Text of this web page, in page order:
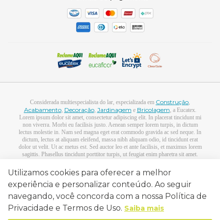
Considerada multiespecialista do lar, especializada em Construção,
Acabamento, Decoração, Jardinagem e Bricolagem, a Eucatex.
Lorem ipsum dolor sit amet, consectetur adipiscing elit. In placerat tincidunt mi
non viverra. Morbi eu facilisis justo. Aenean semper lorem turpis, in dictum
lectus molestie in. Nam sed magna eget erat commodo gravida ac sed neque. In
dictum, lectus at aliquam eleifend, massa nibh aliquam odio, id tincidunt erat
dolor ut velit. Ut ac metus est. Sed auctor leo et ante facilisis, et maximus lorem
sagittis. Phasellus tincidunt porttitor turpis, ut feugiat enim pharetra sit amet.
urna felis in dui. Suspendisse nec mauris ut ex ultrices convallis. Donec mattis
commodo blandit. Nunc eget lobortis metus, luctus facilisis lacus.]
Eucatex Distribuição e Logística Ltda Av. Pres. Juscelino Kubitschek, 1830 -
Torre 1 - 11º andar - Sala B 04543-900 - São Paulo-SP CNPJ.
05.396.883/0001-14
Utilizamos cookies para oferecer a melhor
experiência e personalizar conteúdo. Ao seguir
navegando, você concorda com a nossa Política de
Privacidade e Termos de Uso. Saiba mais